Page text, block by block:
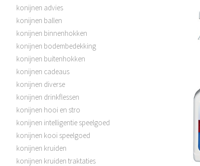
konijnen advies
konijnen ballen
konijnen binnenhokken
konijnen bodembedekking
konijnen buitenhokken
konijnen cadeaus
konijnen diverse
konijnen drinkflessen
konijnen hooi en stro
konijnen intelligentie speelgoed
konijnen kooi speelgoed
konijnen kruiden
konijnen kruiden traktaties